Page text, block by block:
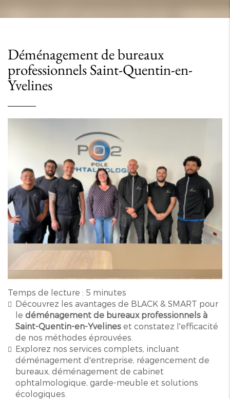
Déménagement de bureaux
professionnels Saint-Quentin-en-
Yvelines
Temps de lecture : 5 minutes
Découvrez les avantages de BLACK & SMART pour
le déménagement de bureaux professionnels à
Saint-Quentin-en-Yvelines et constatez l'efficacité
de nos méthodes éprouvées.
Explorez nos services complets, incluant
déménagement d'entreprise, réagencement de
bureaux, déménagement de cabinet
ophtalmologique, garde-meuble et solutions
écologiques.